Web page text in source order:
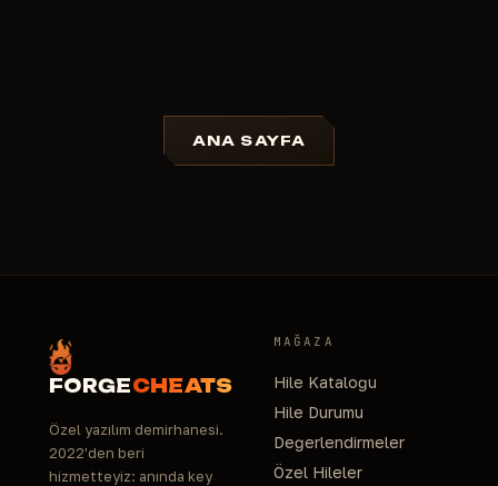
ANA SAYFA
FORGECHEATS
Özel yazılım demirhanesi.
2022'den beri
hizmetteyiz: anında key
MAĞAZA
Hile Kataloğu
Hile Durumu
Değerlendirmeler
Özel Hileler